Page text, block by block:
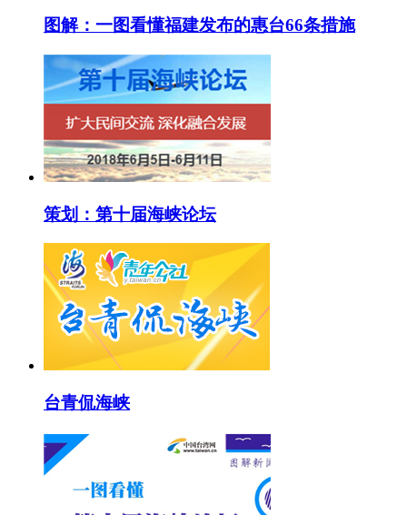
图解：一图看懂福建发布的惠台66条措施
策划：第十届海峡论坛
台青侃海峡